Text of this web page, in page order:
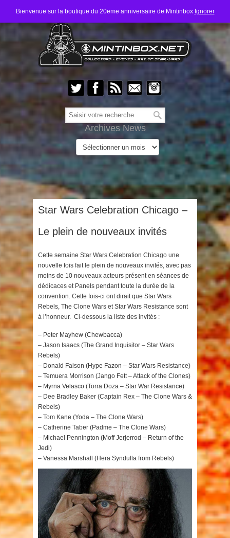
Bienvenue sur la boutique du 20eme anniversaire de Mintinbox Ignorer
Archives News
Star Wars Celebration Chicago –
Le plein de nouveaux invités
Cette semaine Star Wars Celebration Chicago une
nouvelle fois fait le plein de nouveaux invités, avec pas
moins de 10 nouveaux acteurs présent en séances de
dédicaces et Panels pendant toute la durée de la
convention. Cette fois-ci ont dirait que Star Wars
Rebels, The Clone Wars et Star Wars Resistance sont
à l’honneur. Ci-dessous la liste des invités :
– Peter Mayhew (Chewbacca)
– Jason Isaacs (The Grand Inquisitor – Star Wars
Rebels)
– Donald Faison (Hype Fazon – Star Wars Resistance)
– Temuera Morrison (Jango Fett – Attack of the Clones)
– Myrna Velasco (Torra Doza – Star War Resistance)
– Dee Bradley Baker (Captain Rex – The Clone Wars &
Rebels)
– Tom Kane (Yoda – The Clone Wars)
– Catherine Taber (Padme – The Clone Wars)
– Michael Pennington (Moff Jerjerrod – Return of the
Jedi)
– Vanessa Marshall (Hera Syndulla from Rebels)